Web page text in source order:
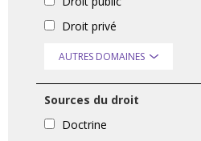
Droit privé
AUTRES DOMAINES
Sources du droit
Doctrine